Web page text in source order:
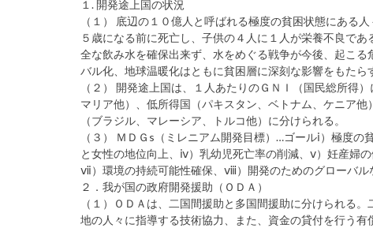
１. 開発途上国の状況
（１） 底辺の１０億人と呼ばれる極度の貧困状態にある
５歳になる前に死亡し、子供の４人に１人が栄養不良で
全な飲み水を確保出来ず、水をめぐる戦争が今後、起こ
バル化、地球温暖化はともに貧困層に深刻な影響をもたら
（２） 開発途上国は、１人あたりのＧＮＩ（国民総所得
マリア他）、低所得国（パキスタン、ベトナム、ケニア
（ブラジル、マレーシア、トルコ他）に分けられる。
（３） ＭＤＧs（ミレニアム開発目標）…ゴールⅰ）極度
と女性の地位向上、ⅳ）乳幼児死亡率の削減、ⅴ）妊産婦
ⅶ）環境の持続可能性確保、ⅷ）開発のためのグローバル
２．我が国の政府開発援助（ＯＤＡ）
（１）ＯＤＡは、二国間援助と多国間援助に分けられる
地の人々に指導する技術協力、また、資金の貸付を行う